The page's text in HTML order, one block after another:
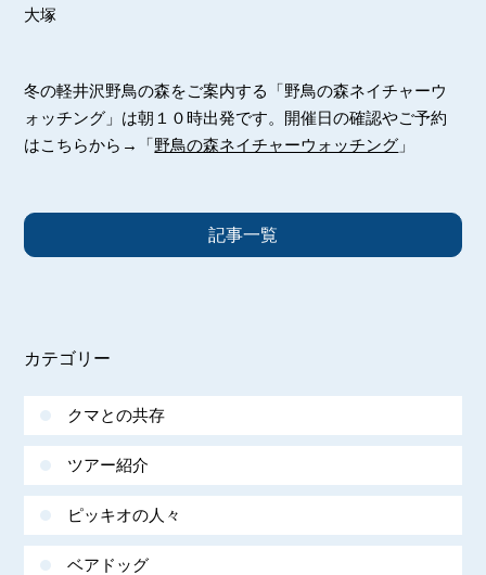
大塚
冬の軽井沢野鳥の森をご案内する「野鳥の森ネイチャーウ
ォッチング」は朝１０時出発です。開催日の確認やご予約
はこちらから→「野鳥の森ネイチャーウォッチング 」
記事一覧
カテゴリー
クマとの共存
ツアー紹介
ピッキオの人々
ベアドッグ